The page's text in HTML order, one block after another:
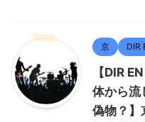
京 DIR
【DIR
体から流
偽物？】